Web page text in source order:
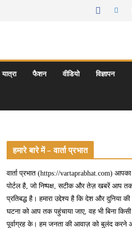
यात्रा फैशन वीडियो विज्ञापन
हमारे बारे में – वार्ता प्रभात
वार्ता प्रभात (https://vartaprabhat.com)
पोर्टल है, जो निष्पक्ष, सटीक और तेज़ खबरें आप
प्रतिबद्ध है। हमारा उद्देश्य है कि देश और दुनिया की
घटना को आप तक पहुंचाया जाए, वह भी बिना किसी
पूर्वाग्रह के। हम जनता की आवाज़ को बुलंद करने